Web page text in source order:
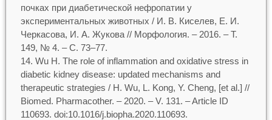
почках при диабетической нефропатии у
экспериментальных животных / И. В. Киселев, Е. И.
Черкасова, И. А. Жукова // Морфология. – 2016. – Т.
149, № 4. – С. 73–77.
Wu H. The role of inflammation and oxidative stress in
diabetic kidney disease: updated mechanisms and
therapeutic strategies / H. Wu, L. Kong, Y. Cheng, [et al.] //
Biomed. Pharmacother. – 2020. – V. 131. – Article ID
110693. doi:10.1016/j.biopha.2020.110693.